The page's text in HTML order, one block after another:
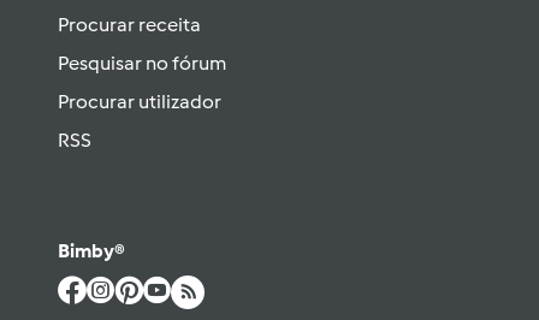
Procurar receita
Pesquisar no fórum
Procurar utilizador
RSS
Bimby®